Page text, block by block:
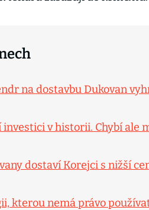
na dostavbu Dukovan
v historii. Chybí ale
dostaví Korejci s nižší
kterou nemá právo